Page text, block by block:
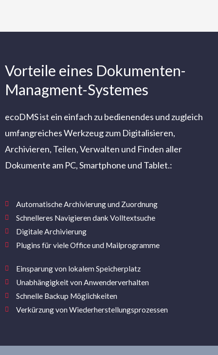
Vorteile eines Dokumenten-
Managment-Systemes
ecoDMS ist ein einfach zu bedienendes und zugleich
umfangreiches Werkzeug zum Digitalisieren,
Archivieren, Teilen, Verwalten und Finden aller
Dokumente am PC, Smartphone und Tablet.:
Automatische Archivierung und Zuordnung
Schnelleres Navigieren dank Volltextsuche
Digitale Archivierung
Plugins für viele Office und Mailprogramme
Einsparung von lokalem Speicherplatz
Unabhängigkeit von Anwenderverhalten
Schnelle Backup Möglichkeiten
Verkürzung von Wiederherstellungsprozessen